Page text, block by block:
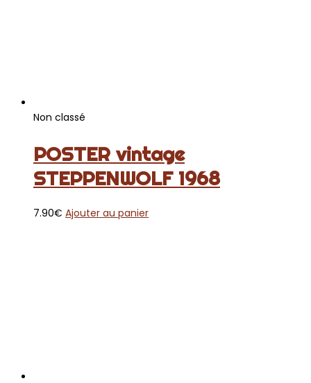
Non classé
POSTER vintage
STEPPENWOLF 1968
7.90€ Ajouter au panier